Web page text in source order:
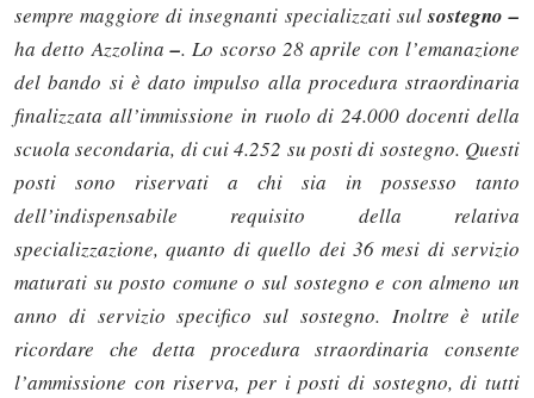
sempre maggiore di insegnanti specializzati sulsostegno –
ha detto Azzolina –. Lo scorso 28 aprile con l’emanazione
del bando si è dato impulso alla procedura straordinaria
finalizzata all’immissione in ruolo di 24.000 docenti della
scuola secondaria, di cui 4.252 su posti di sostegno. Questi
posti sono riservati a chi sia in possesso tanto
dell’indispensabile requisito della relativa
specializzazione, quanto di quello dei 36 mesi di servizio
maturati su posto comune o sul sostegno e con almeno un
anno di servizio specifico sul sostegno. Inoltre è utile
ricordare che detta procedura straordinaria consente
l’ammissione con riserva, per i posti di sostegno, di tutti